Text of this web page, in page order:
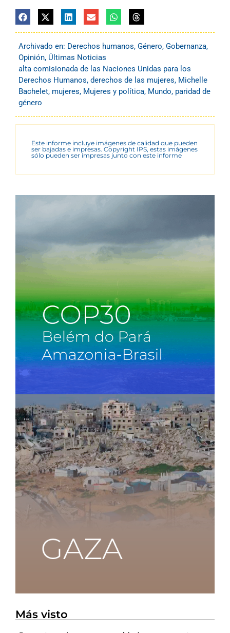
Archivado en: Derechos humanos, Género, Gobernanza,
Opinión, Últimas Noticias
alta comisionada de las Naciones Unidas para los
Derechos Humanos, derechos de las mujeres, Michelle
Bachelet, mujeres, Mujeres y política, Mundo, paridad de
género
Este informe incluye imágenes de calidad que pueden
ser bajadas e impresas. Copyright IPS, estas imágenes
sólo pueden ser impresas junto con este informe
Más visto